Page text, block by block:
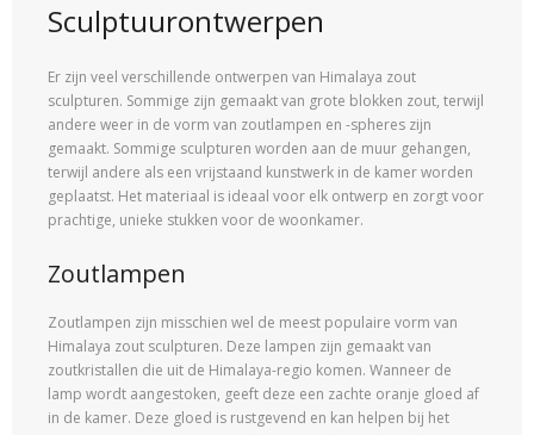
Sculptuurontwerpen
Er zijn veel verschillende ontwerpen van Himalaya zout
sculpturen. Sommige zijn gemaakt van grote blokken zout, terwijl
andere weer in de vorm van zoutlampen en -spheres zijn
gemaakt. Sommige sculpturen worden aan de muur gehangen,
terwijl andere als een vrijstaand kunstwerk in de kamer worden
geplaatst. Het materiaal is ideaal voor elk ontwerp en zorgt voor
prachtige, unieke stukken voor de woonkamer.
Zoutlampen
Zoutlampen zijn misschien wel de meest populaire vorm van
Himalaya zout sculpturen. Deze lampen zijn gemaakt van
zoutkristallen die uit de Himalaya-regio komen. Wanneer de
lamp wordt aangestoken, geeft deze een zachte oranje gloed af
in de kamer. Deze gloed is rustgevend en kan helpen bij het